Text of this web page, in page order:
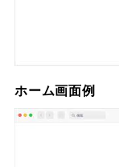
ホーム画面例